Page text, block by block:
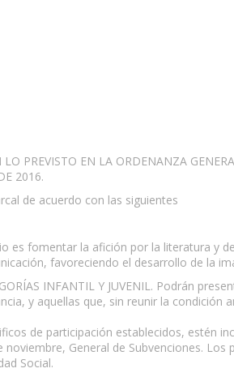
PREVISTO EN LA ORDENANZA
2016.
de acuerdo con las siguientes
es fomentar la afición por la literatura y
favoreciendo el desarrollo de la
INFANTIL Y JUVENIL. Podrán
y aquellas que, sin reunir la condición
de participación establecidos, estén
General de Subvenciones.
Social.